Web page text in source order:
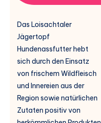
Das Loisachtaler
Jägertopf
Hundenassfutter hebt
sich durch den Einsatz
von frischem Wildfleisch
und Innereien aus der
Region sowie natürlichen
Zutaten positiv von